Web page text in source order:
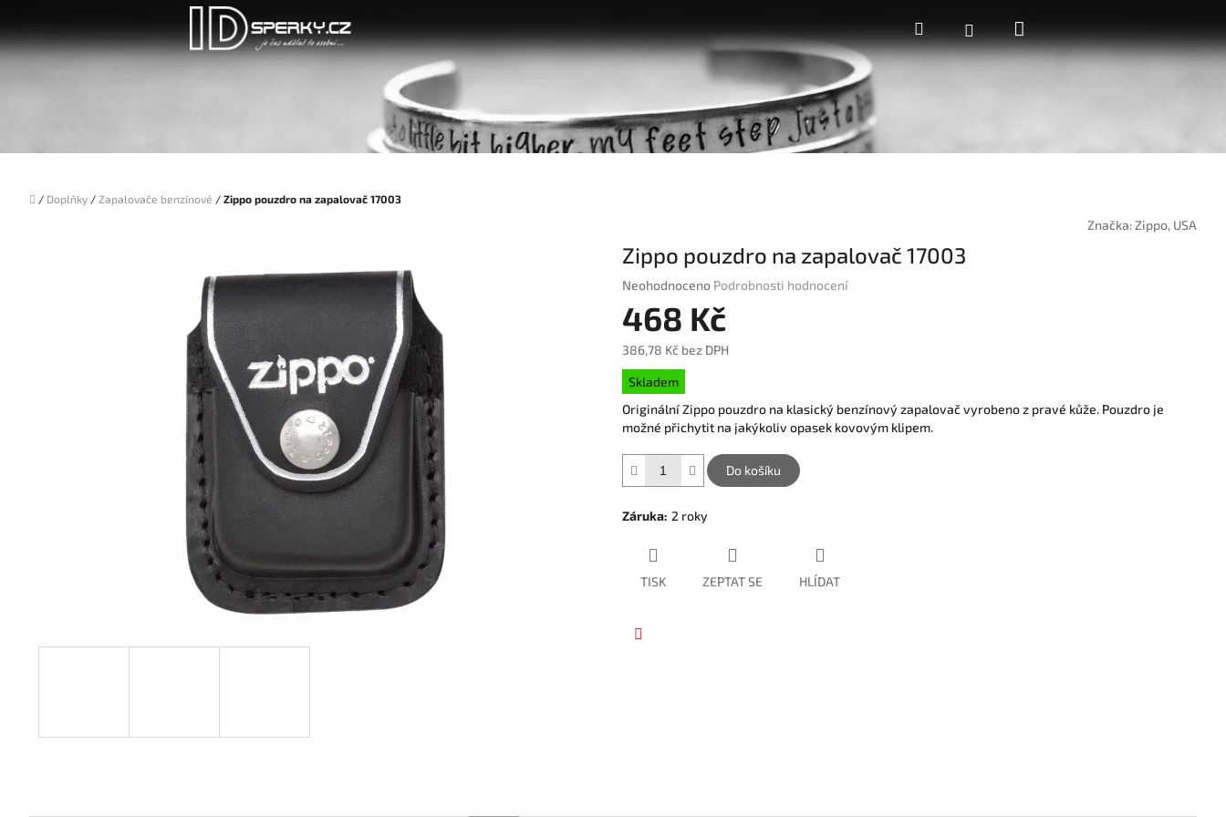
obsah
HledatPřihlášeníNákupní
košík
Domů
/ Doplňky / Zapalovače benzínové / Zippo pouzdro na zapalovač 17003
Značka:Zippo, USA
Zippo pouzdro na zapalovač 17003
Průměrné
produktu
0,0
5
hvězdiček.
Neohodnoceno Podrobnosti hodnocení
468 Kč
386,78 Kč bez DPH
Měrná
cena:
Skladem
Originální Zippo pouzdro na klasický benzínový zapalovač vyrobeno z pravé kůže. Pouzdro je
možné přichytit na jakýkoliv opasek kovovým klipem.
Do košíku
Záruka: 2 roky
TISK ZEPTAT SE HLÍDAT